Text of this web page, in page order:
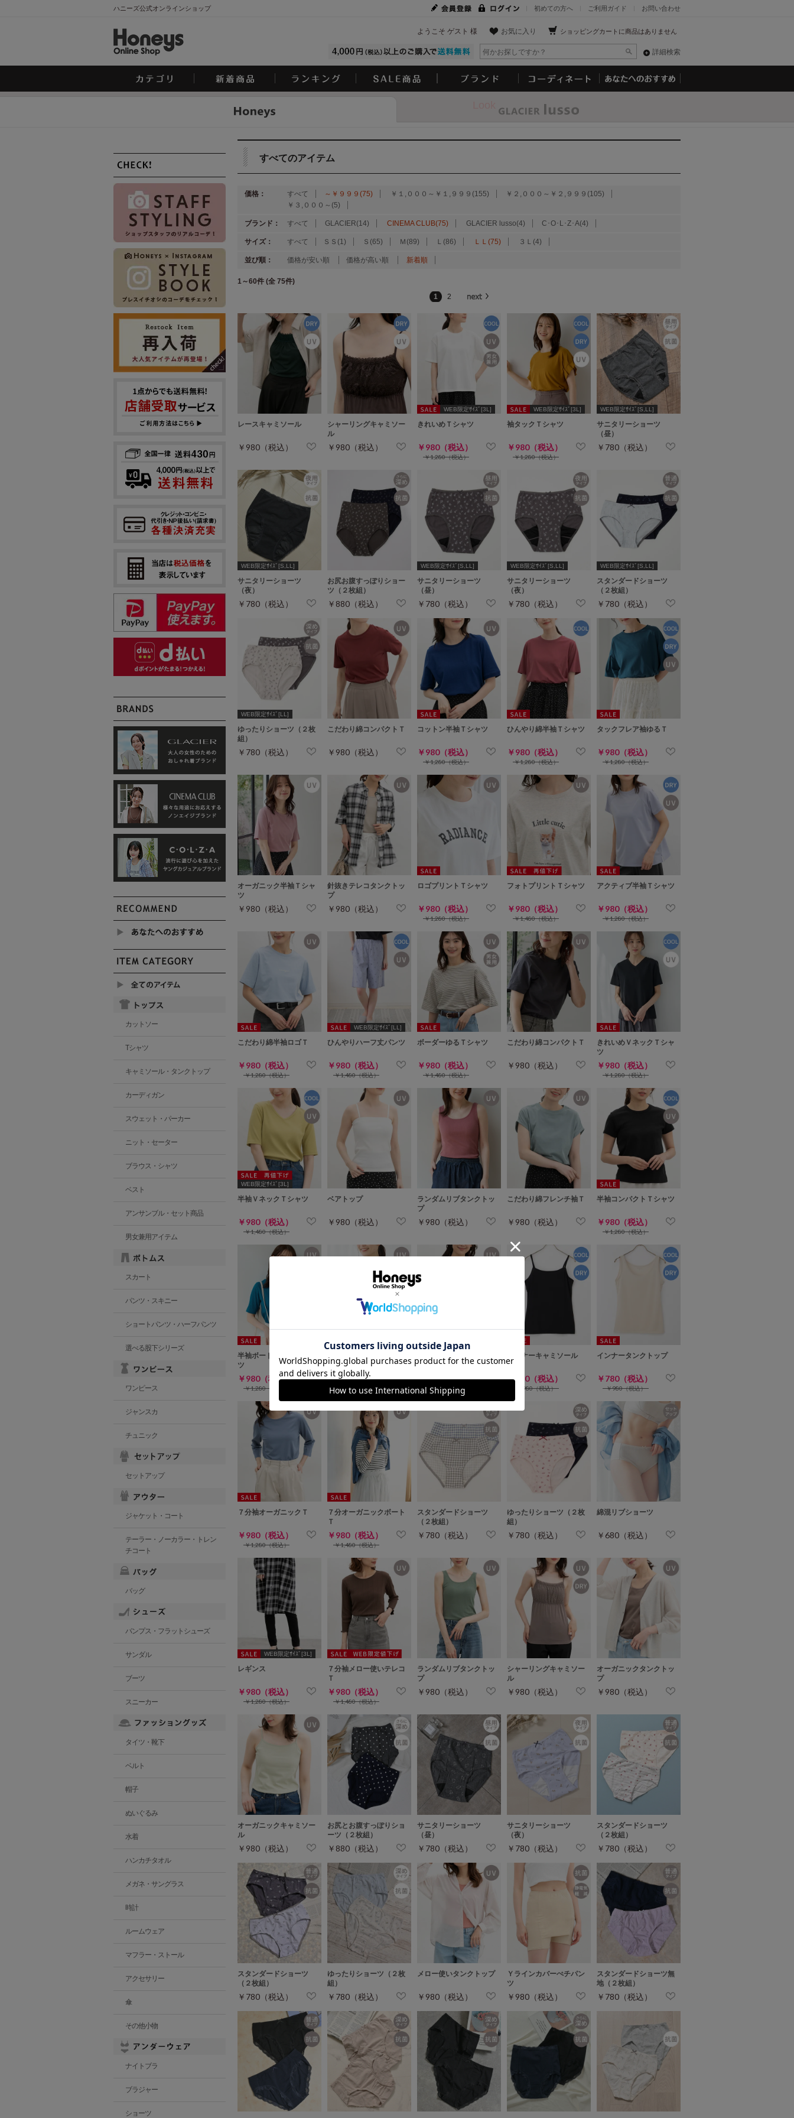
ハニーズ公式オンラインショップ お問い合わせ
ご利用ガイド
初めての方へ
ショッピングカートに商品はありません
お気に入り
ようこそ ゲスト 様
詳細検索
すべてのアイテム
価格： すべて ～￥９９９(75) ￥１,０００～￥１,９９９(155)
￥２,０００～￥２,９９９(105)
￥３,０００～(5)
ブランド： すべて GLACIER(14) CINEMA CLUB(75) GLACIER lusso(4) C･O･L･Z･A(4)
サイズ： すべて ＳＳ(1) Ｓ(65) Ｍ(89) Ｌ(86) ＬＬ(75) ３Ｌ(4)
並び順： 価格が安い順 価格が高い順 新着順
1～60件 (全 75件)
1
2
レースキャミソール
￥980（税込）
シャーリングキャミソー
ル
￥980（税込）
WEB限定ｻｲｽﾞ[3L]
きれいめＴシャツ
￥980（税込）
￥1,280（税込）
WEB限定ｻｲｽﾞ[3L]
袖タックＴシャツ
￥980（税込）
￥1,280（税込）
WEB限定ｻｲｽﾞ[S,LL]
サニタリーショーツ
（昼）
￥780（税込）
WEB限定ｻｲｽﾞ[S,LL]
サニタリーショーツ
（夜）
￥780（税込）
お尻お腹すっぽりショー
ツ（２枚組）
￥880（税込）
WEB限定ｻｲｽﾞ[S,LL]
サニタリーショーツ
（昼）
￥780（税込）
WEB限定ｻｲｽﾞ[S,LL]
サニタリーショーツ
（夜）
￥780（税込）
WEB限定ｻｲｽﾞ[S,LL]
スタンダードショーツ
（２枚組）
￥780（税込）
WEB限定ｻｲｽﾞ[LL]
ゆったりショーツ（２枚
組）
￥780（税込）
こだわり綿コンパクトＴ
￥980（税込）
コットン半袖Ｔシャツ
￥980（税込）
￥1,280（税込）
ひんやり綿半袖Ｔシャツ
￥980（税込）
￥1,280（税込）
タックフレア袖ゆるＴ
￥980（税込）
￥1,280（税込）
オーガニック半袖Ｔシャ
ツ
￥980（税込）
針抜きテレコタンクトッ
プ
￥980（税込）
ロゴプリントＴシャツ
￥980（税込）
￥1,280（税込）
フォトプリントＴシャツ
￥980（税込）
￥1,480（税込）
アクティブ半袖Ｔシャツ
￥980（税込）
￥1,280（税込）
こだわり綿半袖ロゴＴ
￥980（税込）
￥1,280（税込）
WEB限定ｻｲｽﾞ[LL]
ひんやりハーフ丈パンツ
￥980（税込）
￥1,480（税込）
ボーダーゆるＴシャツ
￥980（税込）
￥1,480（税込）
こだわり綿コンパクトＴ
￥980（税込）
きれいめＶネックＴシャ
ツ
￥980（税込）
￥1,280（税込）
WEB限定ｻｲｽﾞ[3L]
半袖ＶネックＴシャツ
￥980（税込）
￥1,480（税込）
ベアトップ
￥980（税込）
ランダムリブタンクトッ
プ
￥980（税込）
こだわり綿フレンチ袖Ｔ
￥980（税込）
半袖コンパクトＴシャツ
￥980（税込）
￥1,280（税込）
半袖ボートネックＴシャ
ツ
￥980（税込）
￥1,280（税込）
こだわり綿７分袖ロゴＴ
￥980（税込）
￥1,280（税込）
半袖オーガニックボーダ
ーＴ
￥980（税込）
￥1,280（税込）
インナーキャミソール
￥780（税込）
￥980（税込）
インナータンクトップ
￥780（税込）
￥980（税込）
７分袖オーガニックＴ
￥980（税込）
￥1,280（税込）
７分オーガニックボート
Ｔ
￥980（税込）
￥1,480（税込）
スタンダードショーツ
（２枚組）
￥780（税込）
ゆったりショーツ（２枚
組）
￥780（税込）
綿混リブショーツ
￥680（税込）
WEB限定ｻｲｽﾞ[3L]
レギンス
￥980（税込）
￥1,280（税込）
７分袖メロー使いテレコ
Ｔ
￥980（税込）
￥1,480（税込）
ランダムリブタンクトッ
プ
￥980（税込）
シャーリングキャミソー
ル
￥980（税込）
オーガニックタンクトッ
プ
￥980（税込）
オーガニックキャミソー
ル
￥980（税込）
お尻とお腹すっぽりショ
ーツ（２枚組）
￥880（税込）
サニタリーショーツ
（昼）
￥780（税込）
サニタリーショーツ
（夜）
￥780（税込）
スタンダードショーツ
（２枚組）
￥780（税込）
スタンダードショーツ
（２枚組）
￥780（税込）
ゆったりショーツ（２枚
組）
￥780（税込）
メロー使いタンクトップ
￥980（税込）
Ｙラインカバーぺチパン
ツ
￥980（税込）
スタンダードショーツ無
地（２枚組）
￥780（税込）
カットソー
Tシャツ
キャミソール・タンクトップ
カーディガン
スウェット・パーカー
ニット・セーター
ブラウス・シャツ
ベスト
アンサンブル・セット商品
男女兼用アイテム
スカート
パンツ・スキニー
ショートパンツ・ハーフパンツ
選べる股下シリーズ
ワンピース
ジャンスカ
チュニック
セットアップ
ジャケット・コート
テーラー・ノーカラー・トレン
チコート
バッグ
パンプス・フラットシューズ
サンダル
ブーツ
スニーカー
タイツ・靴下
ベルト
帽子
ぬいぐるみ
水着
ハンカチタオル
メガネ・サングラス
時計
ルームウェア
マフラー・ストール
アクセサリー
傘
その他小物
ナイトブラ
ブラジャー
ショーツ